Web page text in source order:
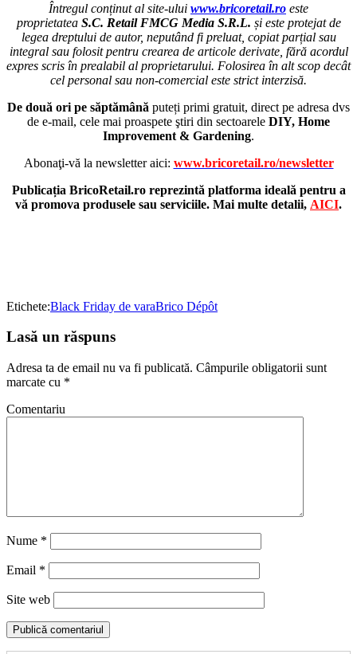
Întregul conținut al site-ului www.bricoretail.ro este
proprietatea S.C. Retail FMCG Media S.R.L. și este protejat de
legea dreptului de autor, neputând fi preluat, copiat parțial sau
integral sau folosit pentru crearea de articole derivate, fără acordul
expres scris în prealabil al proprietarului. Folosirea în alt scop decât
cel personal sau non-comercial este strict interzisă.
De două ori pe săptămână puteți primi gratuit, direct pe adresa dvs
de e-mail, cele mai proaspete ştiri din sectoarele DIY, Home
Improvement & Gardening.
Abonaţi-vă la newsletter aici: www.bricoretail.ro/newsletter
Publicația BricoRetail.ro reprezintă platforma ideală pentru a
vă promova produsele sau serviciile. Mai multe detalii, AICI.
Etichete:Black Friday de varaBrico Dépôt
Lasă un răspuns
Adresa ta de email nu va fi publicată. Câmpurile obligatorii sunt
marcate cu *
Comentariu
Nume *
Email *
Site web